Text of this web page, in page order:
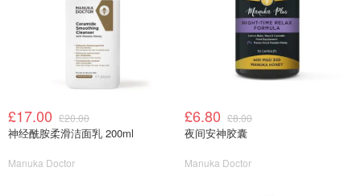
£17.00 £20.00
神经酰胺柔滑洁面乳 200ml
Manuka Doctor
£6.80 £8.00
夜间安神胶囊
Manuka Doctor